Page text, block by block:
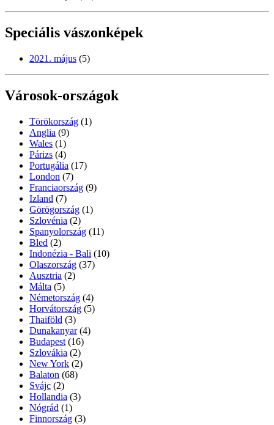
Speciális vászonképek
2021. május (5)
Városok-országok
Törökország (1)
Anglia (9)
Wales (1)
Párizs (4)
Portugália (17)
London (7)
Franciaország (9)
Izland (7)
Görögország (1)
Szlovénia (2)
Spanyolország (11)
Bled (2)
Indonézia - Bali (10)
Olaszország (37)
Ausztria (2)
Málta (5)
Németország (4)
Horvátország (5)
Thaiföld (3)
Dunakanyar (4)
Budapest (16)
Szlovákia (2)
New York (2)
Balaton (68)
Svájc (2)
Hollandia (3)
Nógrád (1)
Finnország (3)